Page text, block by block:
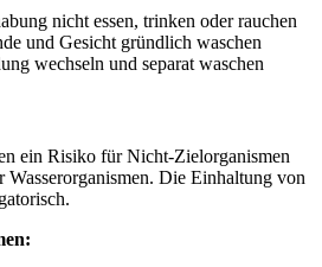
nicht essen, trinken oder rauchen
und Gesicht gründlich waschen
wechseln und separat waschen
ein Risiko für Nicht-Zielorganismen
Wasserorganismen. Die Einhaltung von